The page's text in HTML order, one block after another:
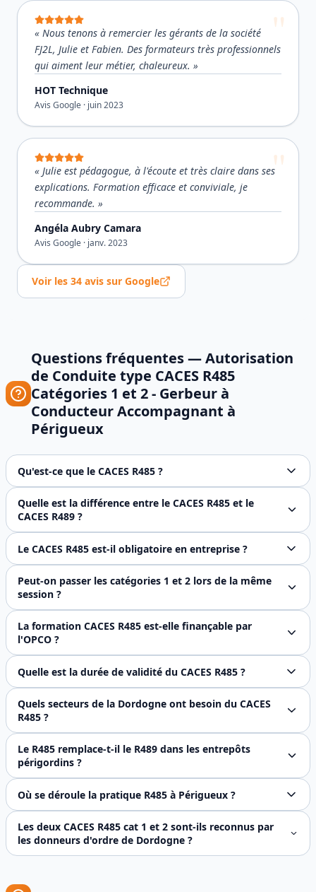
« Nous tenons à remercier les gérants de la société
FJ2L, Julie et Fabien. Des formateurs très professionnels
qui aiment leur métier, chaleureux. »
HOT Technique
Avis Google · juin 2023
« Julie est pédagogue, à l'écoute et très claire dans ses
explications. Formation efficace et conviviale, je
recommande. »
Angéla Aubry Camara
Avis Google · janv. 2023
Voir les 34 avis sur Google
Questions fréquentes —Autorisation
de Conduite type CACES R485
Catégories 1 et 2 - Gerbeur à
Conducteur Accompagnant à
Périgueux
Qu'est-ce que le CACES R485 ?
Le CACES R485 est l'autorisation de conduite pour les
Quelle est la différence entre le CACES R485 et le
CACES R489 ?
Le CACES R485 concerne les gerbeurs à conducteur
Le CACES R485 est-il obligatoire en entreprise ?
Le CACES n'est pas légalement obligatoire, mais
Peut-on passer les catégories 1 et 2 lors de la même
session ?
Oui, notre formation R485 couvre simultanément les
La formation CACES R485 est-elle finançable par
l'OPCO ?
Oui, la formation CACES R485 est éligible au
Quelle est la durée de validité du CACES R485 ?
Le CACES R485 est valable 5 ans. À l'approche de
Quels secteurs de la Dordogne ont besoin du CACES
R485 ?
La Dordogne présente un tissu industriel et
Le R485 remplace-t-il le R489 dans les entrepôts
périgordins ?
Non, ces deux référentiels sont complémentaires et ne
Où se déroule la pratique R485 à Périgueux ?
La partie pratique a lieu sur notre plateforme partenaire
Les deux CACES R485 cat 1 et 2 sont-ils reconnus par
les donneurs d'ordre de Dordogne ?